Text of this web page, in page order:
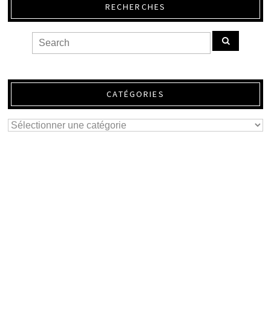
RECHERCHES
CATÉGORIES